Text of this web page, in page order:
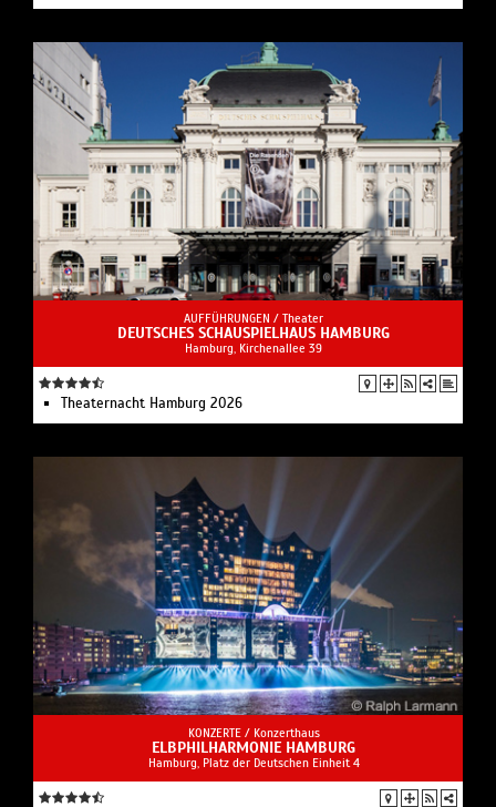
AUFFÜHRUNGEN / Theater
DEUTSCHES SCHAUSPIELHAUS HAMBURG
Hamburg, Kirchenallee 39
Theaternacht Hamburg 2026
KONZERTE / Konzerthaus
ELBPHILHARMONIE HAMBURG
Hamburg, Platz der Deutschen Einheit 4